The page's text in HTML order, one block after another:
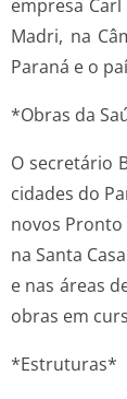
empresa
Madri, na
Paraná e o
*Obras da
O secretário
cidades do
novos Pronto
na Santa
e nas áreas
obras em
*Estruturas*